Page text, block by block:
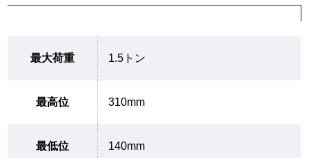
最大荷重 1.5トン
最高位 310mm
最低位 140mm